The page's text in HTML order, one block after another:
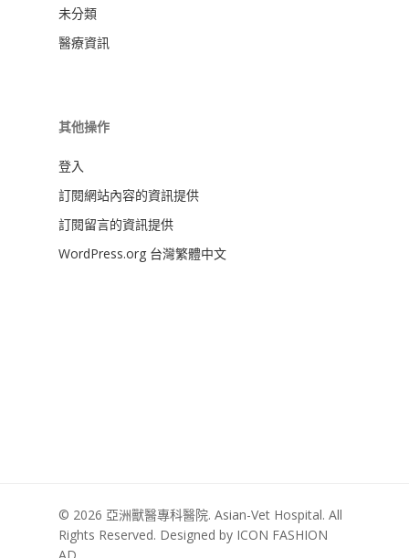
未分類
醫療資訊
其他操作
登入
訂閱網站內容的資訊提供
訂閱留言的資訊提供
WordPress.org 台灣繁體中文
© 2026 亞洲獸醫專科醫院. Asian-Vet Hospital. All
Rights Reserved. Designed by ICON FASHION